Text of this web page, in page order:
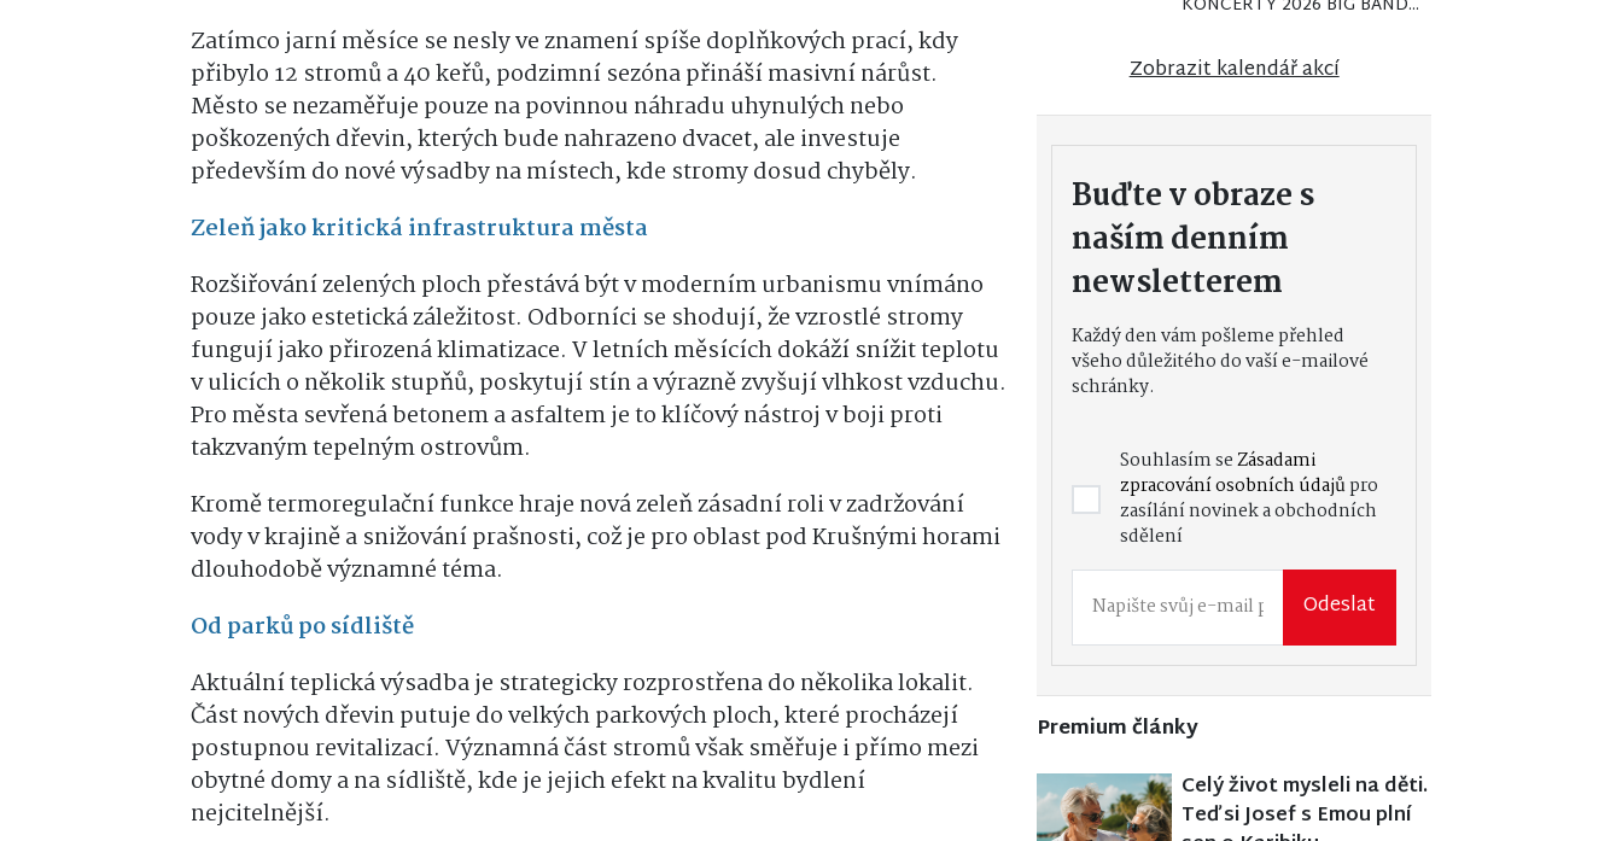
Zatímco jarní měsíce se nesly ve znamení spíše doplňkových prací, kdy
přibylo 12 stromů a 40 keřů, podzimní sezóna přináší masivní nárůst.
Město se nezaměřuje pouze na povinnou náhradu uhynulých nebo
poškozených dřevin, kterých bude nahrazeno dvacet, ale investuje
především do nové výsadby na místech, kde stromy dosud chyběly.
Zeleň jako kritická infrastruktura města
Rozšiřování zelených ploch přestává být v moderním urbanismu vnímáno
pouze jako estetická záležitost. Odborníci se shodují, že vzrostlé stromy
fungují jako přirozená klimatizace. V letních měsících dokáží snížit teplotu
v ulicích o několik stupňů, poskytují stín a výrazně zvyšují vlhkost vzduchu.
Pro města sevřená betonem a asfaltem je to klíčový nástroj v boji proti
takzvaným tepelným ostrovům.
Kromě termoregulační funkce hraje nová zeleň zásadní roli v zadržování
vody v krajině a snižování prašnosti, což je pro oblast pod Krušnými horami
dlouhodobě významné téma.
Od parků po sídliště
Aktuální teplická výsadba je strategicky rozprostřena do několika lokalit.
Část nových dřevin putuje do velkých parkových ploch, které procházejí
postupnou revitalizací. Významná část stromů však směřuje i přímo mezi
obytné domy a na sídliště, kde je jejich efekt na kvalitu bydlení
nejcitelnější.
Zobrazit kalendář akcí
Buďte v obraze s
naším denním
newsletterem
Každý den vám pošleme přehled
všeho důležitého do vaší e-mailové
schránky.
Souhlasím seZásadami
zpracování osobních údajůpro
zasílání novinek a obchodních
sdělení
Odeslat
Premium články
Celý život mysleli na děti.
Teď si Josef s Emou plní